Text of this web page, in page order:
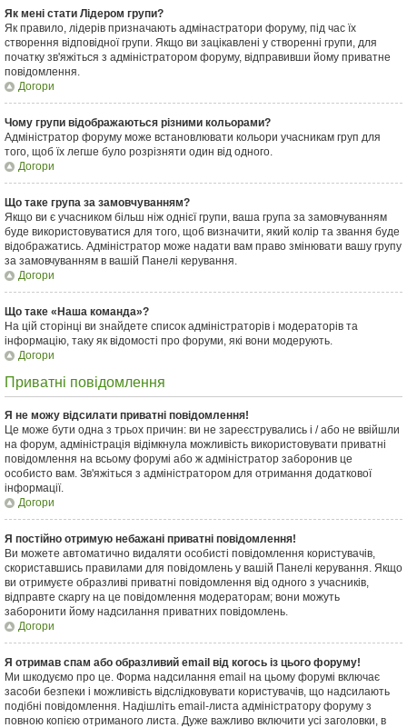
Як мені стати Лідером групи?
Як правило, лідерів призначають адмінастратори форуму, під час їх
створення відповідної групи. Якщо ви зацікавлені у створенні групи, для
початку зв'яжіться з адміністратором форуму, відправивши йому приватне
повідомлення.
Догори
Чому групи відображаються різними кольорами?
Адміністратор форуму може встановлювати кольори учасникам груп для
того, щоб їх легше було розрізняти один від одного.
Догори
Що таке група за замовчуванням?
Якщо ви є учасником більш ніж однієї групи, ваша група за замовчуванням
буде використовуватися для того, щоб визначити, який колір та звання буде
відображатись. Адміністратор може надати вам право змінювати вашу групу
за замовчуванням в вашій Панелі керування.
Догори
Що таке «Наша команда»?
На цій сторінці ви знайдете список адміністраторів і модераторів та
інформацію, таку як відомості про форуми, які вони модерують.
Догори
Приватні повідомлення
Я не можу відсилати приватні повідомлення!
Це може бути одна з трьох причин: ви не зареєструвались і / або не ввійшли
на форум, адміністрація відімкнула можливість використовувати приватні
повідомлення на всьому форумі або ж адміністратор заборонив це
особисто вам. Зв'яжіться з адміністратором для отримання додаткової
інформації.
Догори
Я постійно отримую небажані приватні повідомлення!
Ви можете автоматично видаляти особисті повідомлення користувачів,
скориставшись правилами для повідомлень у вашій Панелі керування. Якщо
ви отримуєте образливі приватні повідомлення від одного з учасників,
відправте скаргу на це повідомлення модераторам; вони можуть
заборонити йому надсилання приватних повідомлень.
Догори
Я отримав спам або образливий email від когось із цього форуму!
Ми шкодуємо про це. Форма надсилання email на цьому форумі включає
засоби безпеки і можливість відслідковувати користувачів, що надсилають
подібні повідомлення. Надішліть email-листа адміністратору форуму з
повною копією отриманого листа. Дуже важливо включити усі заголовки, в